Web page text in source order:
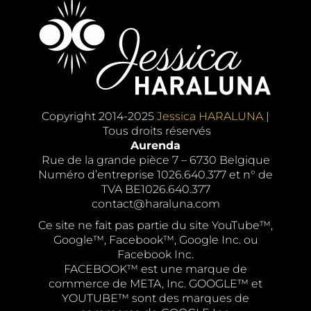
Copyright 2014-2025 Jessica HARALUNA |
Tous droits réservés
Aurenda
Rue de la grande pièce 7 – 6730 Belgique
Numéro d’entreprise 1026.640.377 et n° de
TVA BE1026.640.377
contact@haraluna.com
Ce site ne fait pas partie du site YouTube™,
Google™, Facebook™, Google Inc. ou
Facebook Inc.
FACEBOOK™ est une marque de
commerce de META, Inc. GOOGLE™ et
YOUTUBE™ sont des marques de